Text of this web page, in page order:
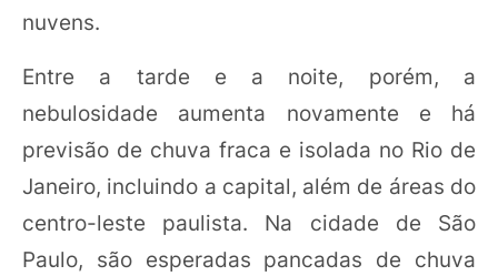
nuvens.
Entre a tarde e a noite, porém, a
nebulosidade aumenta novamente e há
previsão de chuva fraca e isolada no Rio de
Janeiro, incluindo a capital, além de áreas do
centro-leste paulista. Na cidade de São
Paulo, são esperadas pancadas de chuva